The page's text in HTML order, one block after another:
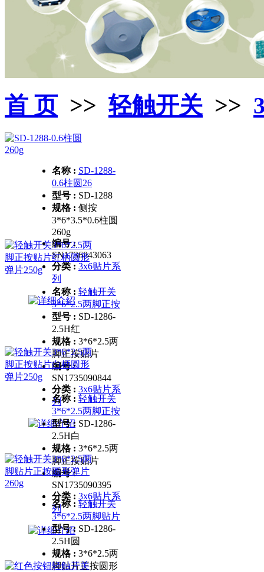
首 页>> 轻触开关 >>
名称 : SD-1288-
0.6柱圆26
型号 : SD-1288
规格 : 侧按
3*6*3.5*0.6柱圆
260g
编号 :
SN1736843063
分类 : 3x6贴片系
列
名称 : 轻触开关
3*6*2.5两脚正按
型号 : SD-1286-
2.5H红
规格 : 3*6*2.5两
脚正按贴片
编号 :
SN1735090844
分类 : 3x6贴片系
列
名称 : 轻触开关
3*6*2.5两脚正按
型号 : SD-1286-
2.5H白
规格 : 3*6*2.5两
脚正按贴片
编号 :
SN1735090395
分类 : 3x6贴片系
列
名称 : 轻触开关
3*6*2.5两脚贴片
型号 : SD-1286-
2.5H圆
规格 : 3*6*2.5两
脚贴片正按圆形